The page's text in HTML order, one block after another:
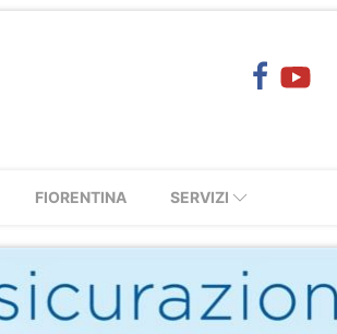
FIORENTINA SERVIZI